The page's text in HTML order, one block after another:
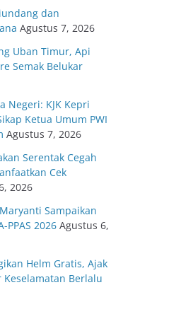
dan
Agustus 7, 2026
Uban Timur, Api
Semak Belukar
Negeri: KJK Kepri
Ketua Umum PWI
Agustus 7, 2026
Serentak Cegah
Cek
2026
Sampaikan
PPAS 2026 Agustus 6,
Helm Gratis, Ajak
Keselamatan Berlalu